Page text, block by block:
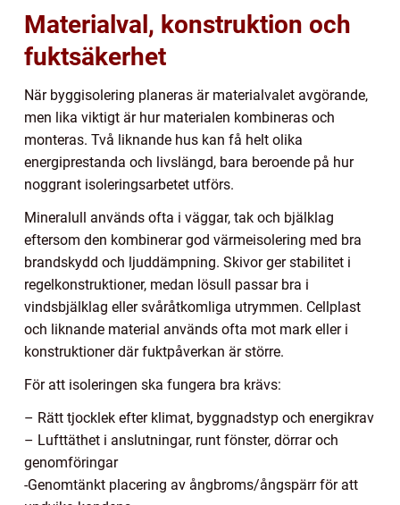
Materialval, konstruktion och
fuktsäkerhet
När byggisolering planeras är materialvalet avgörande,
men lika viktigt är hur materialen kombineras och
monteras. Två liknande hus kan få helt olika
energiprestanda och livslängd, bara beroende på hur
noggrant isoleringsarbetet utförs.
Mineralull används ofta i väggar, tak och bjälklag
eftersom den kombinerar god värmeisolering med bra
brandskydd och ljuddämpning. Skivor ger stabilitet i
regelkonstruktioner, medan lösull passar bra i
vindsbjälklag eller svåråtkomliga utrymmen. Cellplast
och liknande material används ofta mot mark eller i
konstruktioner där fuktpåverkan är större.
För att isoleringen ska fungera bra krävs:
– Rätt tjocklek efter klimat, byggnadstyp och energikrav
– Lufttäthet i anslutningar, runt fönster, dörrar och
genomföringar
-Genomtänkt placering av ångbroms/ångspärr för att